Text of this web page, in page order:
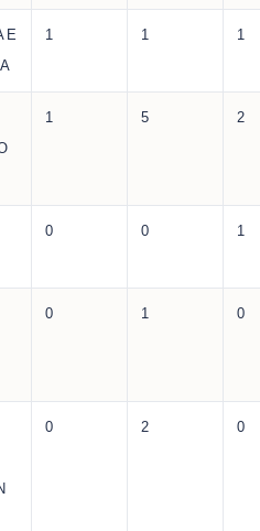
E
1 1 1
1 5 2
0 0 1
0 1 0
0 2 0